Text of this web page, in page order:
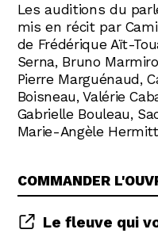
Les auditions du
mis en récit par
de Frédérique Aït-
Serna, Bruno
Pierre Marguénaud,
Boisneau, Valérie
Gabrielle Bouleau,
Marie-Angèle
COMMANDER
Le fleuve qui